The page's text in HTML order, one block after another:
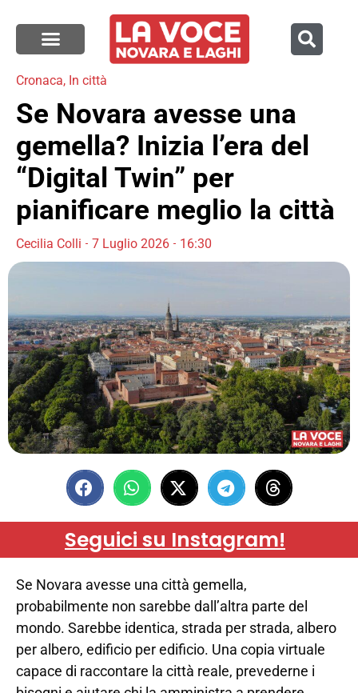
Cronaca, In città
Se Novara avesse una
gemella? Inizia l’era del
“Digital Twin” per
pianificare meglio la città
Cecilia Colli 7 Luglio 2026 16:30
Seguici su Instagram!
Se Novara avesse una città gemella,
probabilmente non sarebbe dall’altra parte del
mondo. Sarebbe identica, strada per strada, albero
per albero, edificio per edificio. Una copia virtuale
capace di raccontare la città reale, prevederne i